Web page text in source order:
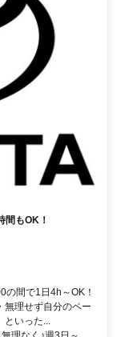
間もOK！
の間で1日4h～OK！
無理せず自分のペー
といった...